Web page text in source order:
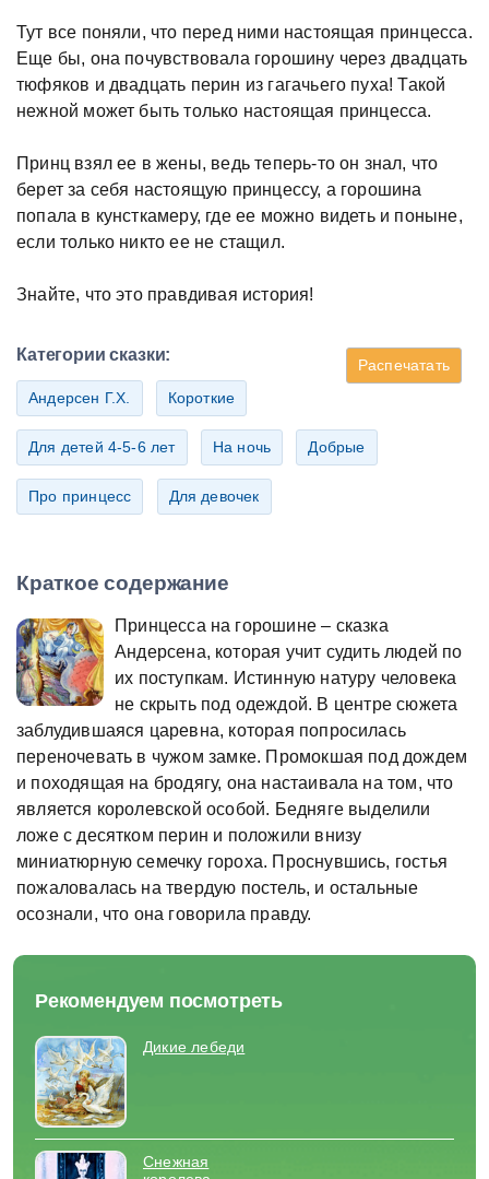
Тут все поняли, что перед ними настоящая принцесса.
Еще бы, она почувствовала горошину через двадцать
тюфяков и двадцать перин из гагачьего пуха! Такой
нежной может быть только настоящая принцесса.
Принц взял ее в жены, ведь теперь-то он знал, что
берет за себя настоящую принцессу, а горошина
попала в кунсткамеру, где ее можно видеть и поныне,
если только никто ее не стащил.
Знайте, что это правдивая история!
Распечатать
Категории сказки:
Андерсен Г.Х. Короткие
Для детей 4-5-6 лет На ночь Добрые
Про принцесс Для девочек
Краткое содержание
Принцесса на горошине – сказка
Андерсена, которая учит судить людей по
их поступкам. Истинную натуру человека
не скрыть под одеждой. В центре сюжета
заблудившаяся царевна, которая попросилась
переночевать в чужом замке. Промокшая под дождем
и походящая на бродягу, она настаивала на том, что
является королевской особой. Бедняге выделили
ложе с десятком перин и положили внизу
миниатюрную семечку гороха. Проснувшись, гостья
пожаловалась на твердую постель, и остальные
осознали, что она говорила правду.
Рекомендуем посмотреть
Дикие лебеди
Снежная